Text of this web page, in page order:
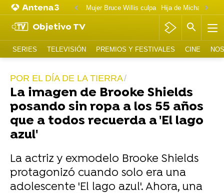
Mujer Bruce Willis culpa
Objetivo TV
SERIES TELEVISIÓN PREMIOS Y FESTIVALES CINE
POR EL DÍA DE LA TIERRA
La imagen de Brooke Shields
posando sin ropa a los 55 años
que a todos recuerda a 'El lago
azul'
La actriz y exmodelo Brooke Shields
protagonizó cuando solo era una
adolescente 'El lago azul'. Ahora, una